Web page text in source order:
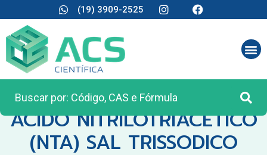
(19) 3909-2525
CATEGORIA:REAGENTES ANALÍTICOS
ACIDO NITRILOTRIACETICO
(NTA) SAL TRISSODICO